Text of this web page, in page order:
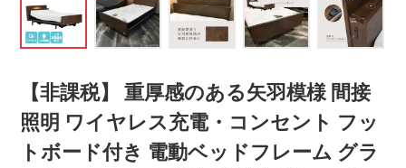
【非課税】 重厚感のある矢羽模様 間接
照明 ワイヤレス充電・コンセント フッ
トボード付き 電動ベッドフレーム グラ